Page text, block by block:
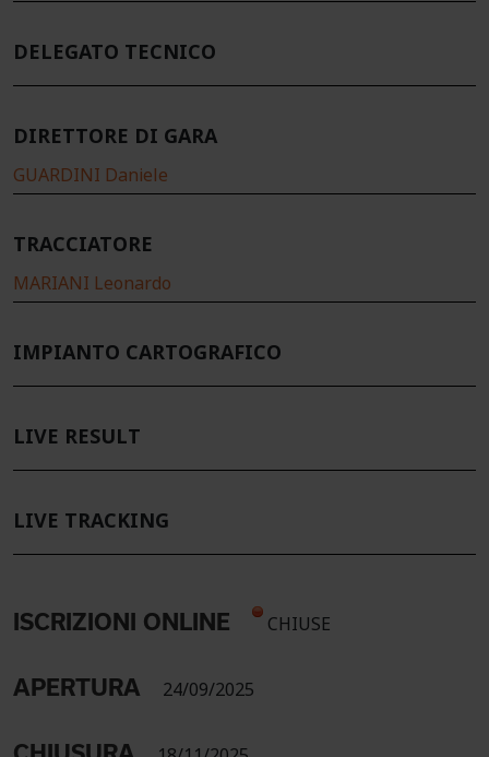
DELEGATO TECNICO
DIRETTORE DI GARA
GUARDINI Daniele
TRACCIATORE
MARIANI Leonardo
IMPIANTO CARTOGRAFICO
LIVE RESULT
LIVE TRACKING
ISCRIZIONI ONLINE CHIUSE
APERTURA 24/09/2025